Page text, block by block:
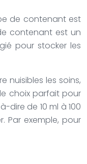
de contenant est
contenant est un
pour stocker les
nuisibles les soins,
choix parfait pour
dire de 10 ml à 100
Par exemple, pour